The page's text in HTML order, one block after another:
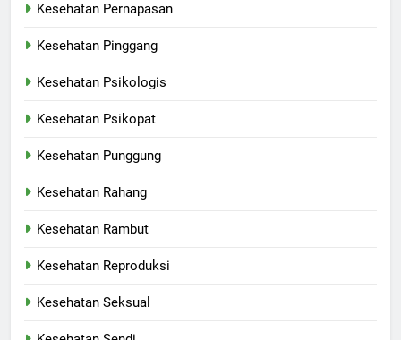
Kesehatan Pernapasan
Kesehatan Pinggang
Kesehatan Psikologis
Kesehatan Psikopat
Kesehatan Punggung
Kesehatan Rahang
Kesehatan Rambut
Kesehatan Reproduksi
Kesehatan Seksual